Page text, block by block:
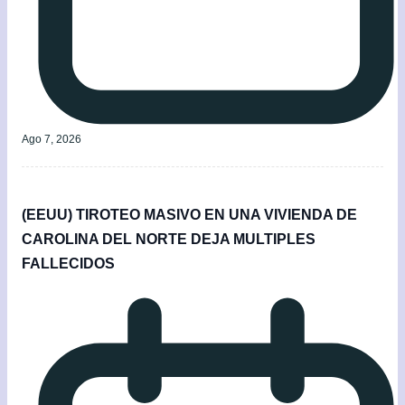
Ago 7, 2026
(EEUU) TIROTEO MASIVO EN UNA VIVIENDA DE
CAROLINA DEL NORTE DEJA MULTIPLES
FALLECIDOS